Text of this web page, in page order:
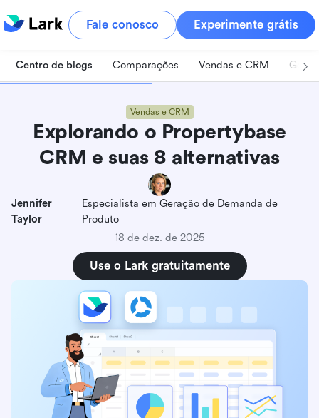
Fale conosco Experimente grátis
Centro de blogs Comparações Vendas e CRM
Vendas e CRM
Explorando o Propertybase
CRM e suas 8 alternativas
Jennifer
Taylor
Especialista em Geração de Demanda de
Produto
18 de dez. de 2025
Use o Lark gratuitamente